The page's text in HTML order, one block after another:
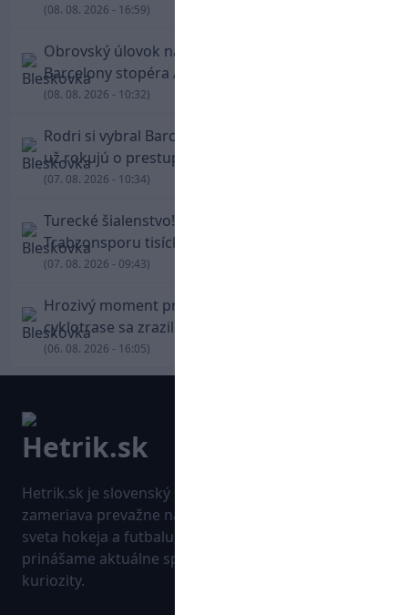
(08. 08. 2026 - 16:59)
Obrovský úlovok na Anfielde: Liverpool získal z
Barcelony stopéra Arauja
(08. 08. 2026 - 10:32)
Rodri si vybral Barcelonu a odmietol Real. Kluby
už rokujú o prestupovej čiastke
(07. 08. 2026 - 10:34)
Turecké šialenstvo! Salaha vítali na štadióne
Trabzonsporu tisícky fanúšikov
(07. 08. 2026 - 09:43)
Hrozivý moment pre Zdena Cháru! Na
cyklotrase sa zrazil s bežcom
(06. 08. 2026 - 16:05)
Hetrik.sk je slovenský športový portál, ktorý sa
zameriava prevažne na najnovšie informácie zo
sveta hokeja a futbalu. Pravidelne na dennej báze
prinášame aktuálne správy, góly, zaujímavosti a
kuriozity.